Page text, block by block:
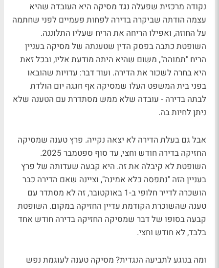
נקודה מרכזית שפעלה נגד מסיקה היא העובדה שהיא
עצמה הודתה שביקרה בדירה לפחות פעמיים לפני שחתמה
על החוזה, ואפילו הריחה את הריח שעליו התלוננה.
השופטת כתבה בפסק הדין שטענתה של מסיקה בעניין
הריח "תמוהה", משום שהיא היתה מודעת אליו, ובכל זאת
היא בחרה לשכור את הדירה. ועוד דבר: עדויות שהובאו
בפני בית המשפט העלו שמסיקה אף חגגה יום הולדת
לבתה בדירה - עובדה שלא ממש מסתדרת עם הטענה שלא
ניתן לחיות בה.
אבל גם בעלת הדירה לא יצאה נקייה. פרץ טענה שמסיקה
החזיקה בדירה חודש וחצי, עד סוף ספטמבר 2025.
השופטת לא קיבלה את זה. היא קבעה שעדותה של פרץ
בעניין הזה "נתפסה כלא אמינה", וציינה שאם הדירה כבר
הושכרה לדייר חלופי ב-1 באוקטובר, זה לא מסתדר עם
טענה שהשוכרת הקודמת עדיין החזיקה במקום. השופטת
קבעה בסופו של דבר שמסיקה החזיקה בדירה חודש אחד
בלבד, לא חודש וחצי.
ומה בנוגע לתביעה הנגדית? מסיקה טענה לעוגמת נפש